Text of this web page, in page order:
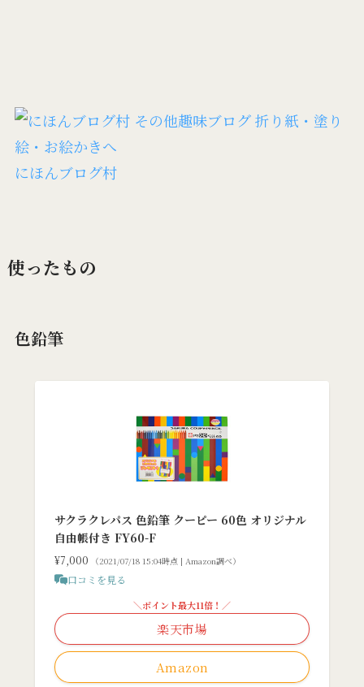
にほんブログ村
使ったもの
色鉛筆
サクラクレパス 色鉛筆 クーピー 60色 オリジナル
自由帳付き FY60-F
¥7,000 （2021/07/18 15:04時点 | Amazon調べ）
口コミを見る
Amazon
＼ポイント最大11倍！／
楽天市場